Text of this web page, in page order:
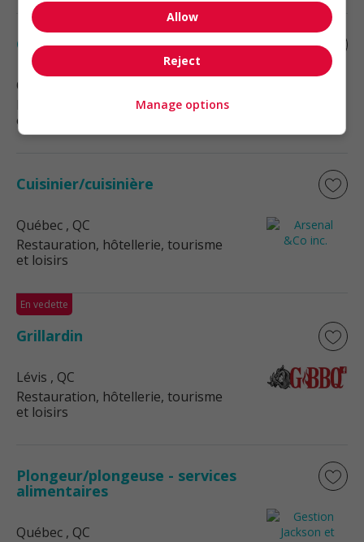
Cuisinier/cuisinière
Québec
Restauration, hôtellerie, tourisme
et loisirs
Cuisinier/cuisinière
Québec , QC
Restauration, hôtellerie, tourisme
et loisirs
En vedette
Grillardin
Lévis , QC
Restauration, hôtellerie, tourisme
et loisirs
Plongeur/plongeuse - services
alimentaires
Québec , QC
Allow
Reject
Manage options